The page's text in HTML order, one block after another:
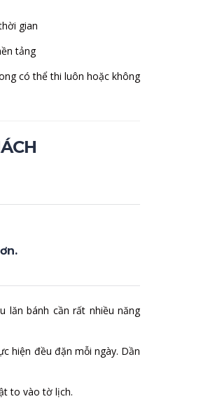
gian
tảng
có thể thi luôn hoặc không
lăn bánh cần rất nhiều năng
hiện đều đặn mỗi ngày. Dần
to vào tờ lịch.